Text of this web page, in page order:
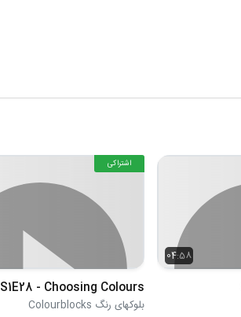
04:58
اشتراکی
S1E28 - Choosing Colours
بلوکهای رنگ Colourblocks